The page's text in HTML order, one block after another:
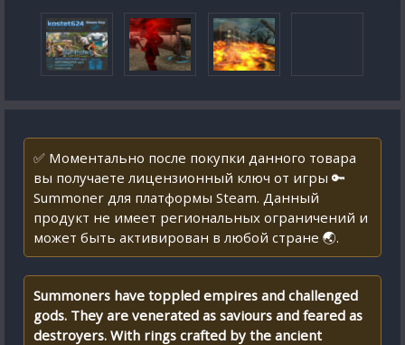
✅ Моментально после покупки данного товара
вы получаете лицензионный ключ от игры 🔑
Summoner для платформы Steam. Данный
продукт не имеет региональных ограничений и
может быть активирован в любой стране 🌏.
Summoners have toppled empires and challenged
gods. They are venerated as saviours and feared as
destroyers. With rings crafted by the ancient